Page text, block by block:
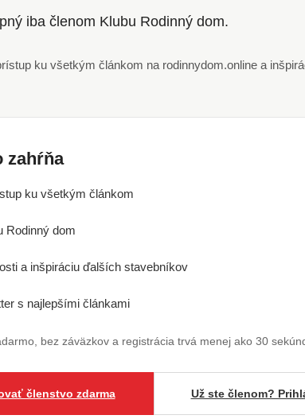
iba členom Klubu Rodinný dom.
ku všetkým článkom na rodinnydom.online a
zahŕňa
ku všetkým článkom
Rodinný dom
a inšpiráciu ďalších stavebníkov
s najlepšími článkami
bez záväzkov a registrácia trvá menej ako 30
členstvo zdarma Už ste členom?